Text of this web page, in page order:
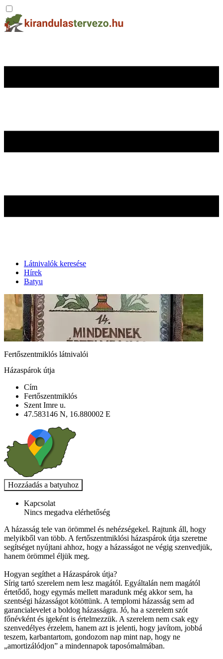
Látnivalók keresése
Hírek
Batyu
Fertőszentmiklós látnivalói
Házaspárok útja
Cím
Fertőszentmiklós
Szent Imre u.
47.583146 N, 16.880002 E
Kapcsolat
Nincs megadva elérhetőség
A házasság tele van örömmel és nehézségekel. Rajtunk áll, hogy
melyikből van több. A fertőszentmiklósi házaspárok útja szeretne
segítséget nyújtani ahhoz, hogy a házasságot ne végig szenvedjük,
hanem örömmel éljük meg.
Hogyan segíthet a Házaspárok útja?
Sírig tartó szerelem nem lesz magától. Egyáltalán nem magától
értetődő, hogy egymás mellett maradunk még akkor sem, ha
szentségi házasságot kötöttünk. A templomi házasság sem ad
garancialevelet a boldog házasságra. Jó, ha a szerelem szót
főnévként és igeként is értelmezzük. A szerelem nem csak egy
szenvedélyes érzelem, hanem azt is jelenti, hogy javítom, jobbá
teszem, karbantartom, gondozom nap mint nap, hogy ne
„amortizálódjon” a mindennapok taposómalmában.